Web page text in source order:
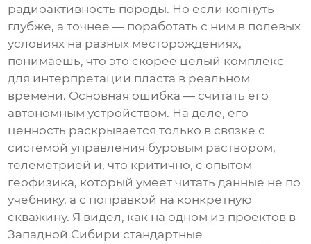
радиоактивность породы. Но если копнуть
глубже, а точнее — поработать с ним в полевых
условиях на разных месторождениях,
понимаешь, что это скорее целый комплекс
для интерпретации пласта в реальном
времени. Основная ошибка — считать его
автономным устройством. На деле, его
ценность раскрывается только в связке с
системой управления буровым раствором,
телеметрией и, что критично, с опытом
геофизика, который умеет читать данные не по
учебнику, а с поправкой на конкретную
скважину. Я видел, как на одном из проектов в
Западной Сибири стандартные